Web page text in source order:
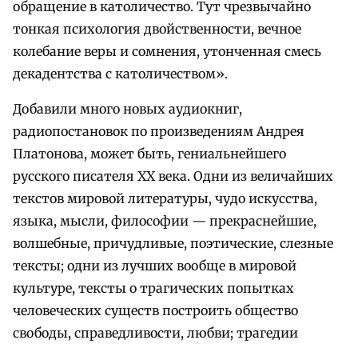
обращение в католичество. Тут чрезвычайно
тонкая психология двойственности, вечное
колебание веры и сомнения, утонченная смесь
декадентства с католичеством».
Добавили много новых аудиокниг,
радиопостановок по произведениям Андрея
Платонова, может быть, гениальнейшего
русского писателя XX века. Одни из величайших
текстов мировой литературы, чудо искусства,
языка, мысли, философии — прекраснейшие,
волшебные, причудливые, поэтические, слезные
тексты; одни из лучших вообще в мировой
культуре, тексты о трагических попытках
человеческих существ построить общество
свободы, справедливости, любви; трагедии